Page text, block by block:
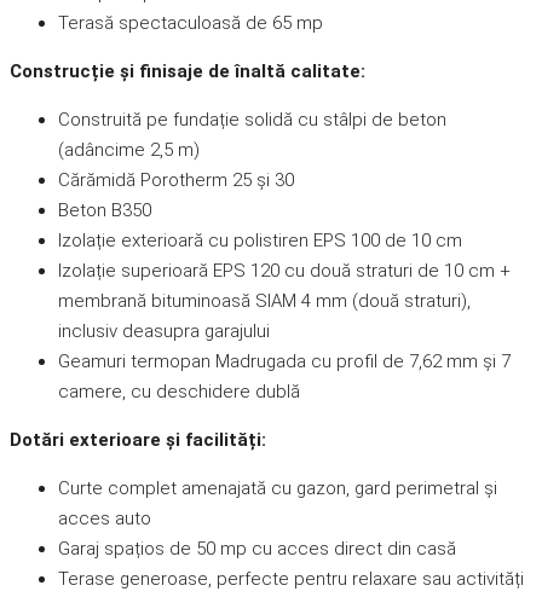
Terasă spectaculoasă de 65 mp
Construcție și finisaje de înaltă calitate:
Construită pe fundație solidă cu stâlpi de beton
(adâncime 2,5 m)
Cărămidă Porotherm 25 și 30
Beton B350
Izolație exterioară cu polistiren EPS 100 de 10 cm
Izolație superioară EPS 120 cu două straturi de 10 cm +
membrană bituminoasă SIAM 4 mm (două straturi),
inclusiv deasupra garajului
Geamuri termopan Madrugada cu profil de 7,62 mm și 7
camere, cu deschidere dublă
Dotări exterioare și facilități:
Curte complet amenajată cu gazon, gard perimetral și
acces auto
Garaj spațios de 50 mp cu acces direct din casă
Terase generoase, perfecte pentru relaxare sau activități